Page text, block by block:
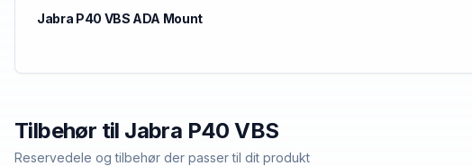
Jabra P40 VBS ADA Mount
Tilbehør til Jabra P40 VBS
Reservedele og tilbehør der passer til dit produkt